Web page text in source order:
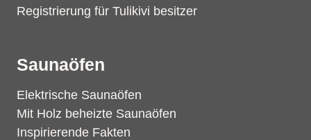
Registrierung für Tulikivi besitzer
Saunaöfen
Elektrische Saunaöfen
Mit Holz beheizte Saunaöfen
Inspirierende Fakten